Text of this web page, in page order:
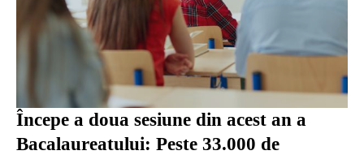
Începe a doua sesiune din acest an a
Bacalaureatului: Peste 33.000 de